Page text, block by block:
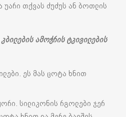
უარი თქვას ძუძუს ან ბოთლის
ამოჭრის ტკივილების
ეს მას ცოტა ხნით
სილიკონის რგოლები ჯერ